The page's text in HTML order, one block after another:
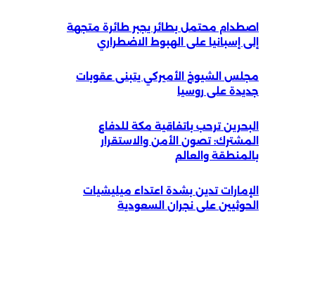
اصطدام محتمل بطائر يجبر طائرة متجهة
إلى إسبانيا على الهبوط الاضطراري
مجلس الشيوخ الأميركي يتبنى عقوبات
جديدة على روسيا
البحرين ترحب باتفاقية مكة للدفاع
المشترك: تصون الأمن والاستقرار
بالمنطقة والعالم
الإمارات تدين بشدة اعتداء ميليشيات
الحوثيين على نجران السعودية